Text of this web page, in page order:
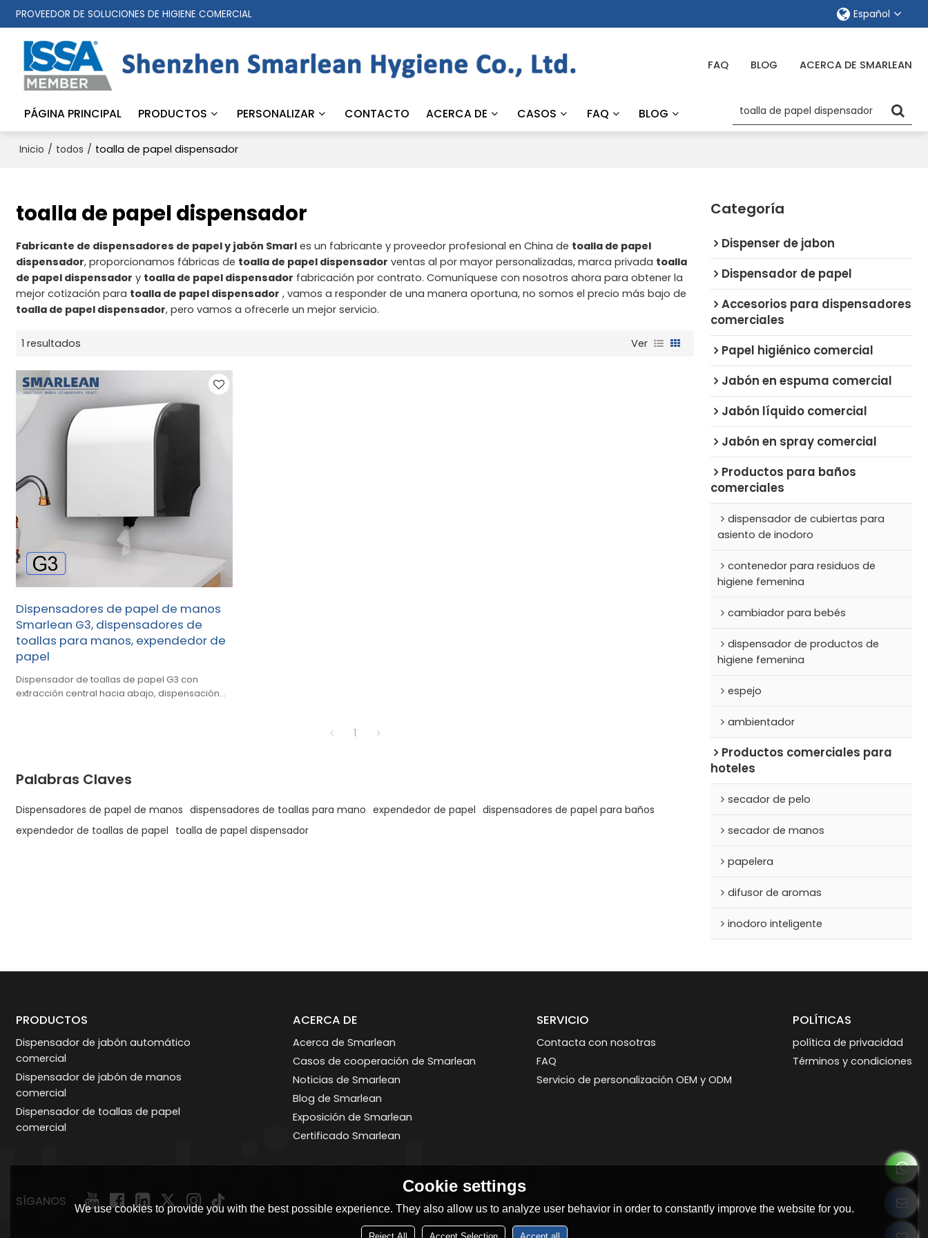
PROVEEDOR DE SOLUCIONES DE HIGIENE COMERCIAL Español
FAQ BLOG ACERCA DE SMARLEAN
PÁGINA PRINCIPAL PRODUCTOS PERSONALIZAR CONTACTO ACERCA DE CASOS FAQ BLOG
Inicio / todos / toalla de papel dispensador
toalla de papel dispensador
Fabricante de dispensadores de papel y jabón Smarl es un fabricante y proveedor profesional en China de toalla de papel
dispensador, proporcionamos fábricas de toalla de papel dispensador ventas al por mayor personalizadas, marca privada toalla
de papel dispensador y toalla de papel dispensador fabricación por contrato. Comuníquese con nosotros ahora para obtener la
mejor cotización para toalla de papel dispensador , vamos a responder de una manera oportuna, no somos el precio más bajo de
toalla de papel dispensador, pero vamos a ofrecerle un mejor servicio.
1 resultados Ver
Dispensadores de papel de manos
Smarlean G3, dispensadores de
toallas para manos, expendedor de
papel
Dispensador de toallas de papel G3 con
extracción central hacia abajo, dispensación
1
Palabras Claves
Dispensadores de papel de manos dispensadores de toallas para mano expendedor de papel dispensadores de papel para baños
expendedor de toallas de papel toalla de papel dispensador
Categoría
Dispenser de jabon
Dispensador de papel
Accesorios para dispensadores
comerciales
Papel higiénico comercial
Jabón en espuma comercial
Jabón líquido comercial
Jabón en spray comercial
Productos para baños
comerciales
dispensador de cubiertas para
asiento de inodoro
contenedor para residuos de
higiene femenina
cambiador para bebés
dispensador de productos de
higiene femenina
espejo
ambientador
Productos comerciales para
hoteles
secador de pelo
secador de manos
papelera
difusor de aromas
inodoro inteligente
PRODUCTOS
Dispensador de jabón automático
comercial
Dispensador de jabón de manos
comercial
Dispensador de toallas de papel
comercial
ACERCA DE
Acerca de Smarlean
Casos de cooperación de Smarlean
Noticias de Smarlean
Blog de Smarlean
Exposición de Smarlean
Certificado Smarlean
SERVICIO
Contacta con nosotras
FAQ
Servicio de personalización OEM y ODM
POLÍTICAS
política de privacidad
Términos y condiciones
SÍGANOS
Cookie settings
We use cookies to provide you with the best possible experience. They also allow us to analyze user behavior in order to constantly improve the website for you.